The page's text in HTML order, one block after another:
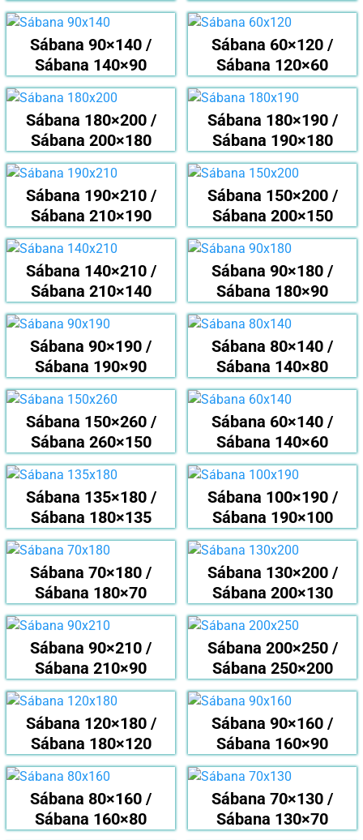
Sábana 90×140 /
Sábana 140×90
Sábana 60×120 /
Sábana 120×60
Sábana 180×200 /
Sábana 200×180
Sábana 180×190 /
Sábana 190×180
Sábana 190×210 /
Sábana 210×190
Sábana 150×200 /
Sábana 200×150
Sábana 140×210 /
Sábana 210×140
Sábana 90×180 /
Sábana 180×90
Sábana 90×190 /
Sábana 190×90
Sábana 80×140 /
Sábana 140×80
Sábana 150×260 /
Sábana 260×150
Sábana 60×140 /
Sábana 140×60
Sábana 135×180 /
Sábana 180×135
Sábana 100×190 /
Sábana 190×100
Sábana 70×180 /
Sábana 180×70
Sábana 130×200 /
Sábana 200×130
Sábana 90×210 /
Sábana 210×90
Sábana 200×250 /
Sábana 250×200
Sábana 120×180 /
Sábana 180×120
Sábana 90×160 /
Sábana 160×90
Sábana 80×160 /
Sábana 160×80
Sábana 70×130 /
Sábana 130×70